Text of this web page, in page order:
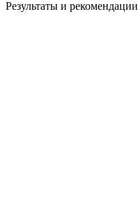
Результаты и рекомендации